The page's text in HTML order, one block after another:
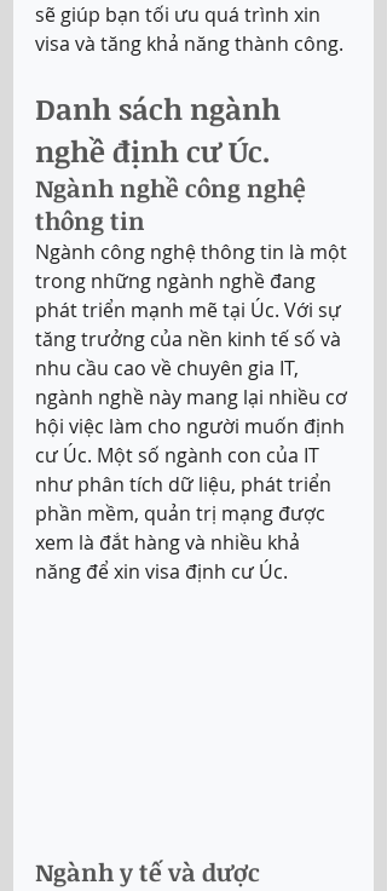
sẽ giúp bạn tối ưu quá trình xin
visa và tăng khả năng thành công.
Danh sách ngành
nghề định cư Úc.
Ngành nghề công nghệ
thông tin
Ngành công nghệ thông tin là một
trong những ngành nghề đang
phát triển mạnh mẽ tại Úc. Với sự
tăng trưởng của nền kinh tế số và
nhu cầu cao về chuyên gia IT,
ngành nghề này mang lại nhiều cơ
hội việc làm cho người muốn định
cư Úc. Một số ngành con của IT
như phân tích dữ liệu, phát triển
phần mềm, quản trị mạng được
xem là đắt hàng và nhiều khả
năng để xin visa định cư Úc.
Ngành y tế và dược